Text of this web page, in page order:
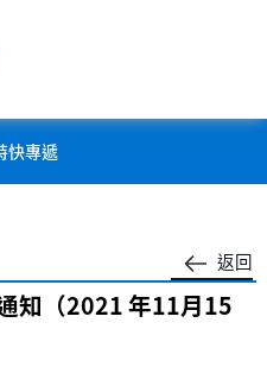
快專遞
返回
知（2021 年11月15